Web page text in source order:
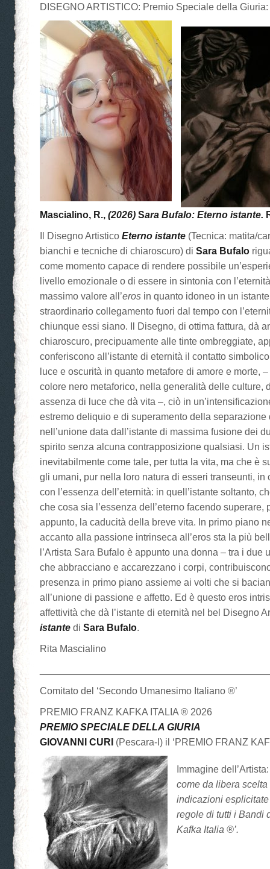
DISEGNO ARTISTICO: Premio Speciale della Giuria:
Mascialino, R., (2026) Sara Bufalo: Eterno istante.
Il Disegno Artistico Eterno istante (Tecnica: matita/
bianchi e tecniche di chiaroscuro) di Sara Bufalo
come momento capace di rendere possibile
livello emozionale o di essere in sintonia con
massimo valore all’eros in quanto idoneo in un
straordinario collegamento fuori dal tempo con
chiunque essi siano. Il Disegno, di ottima fattura, dà
chiaroscuro, precipuamente alle tinte ombreggiate,
conferiscono all’istante di eternità il contatto
luce e oscurità in quanto metafore di amore e morte,
colore nero metaforico, nella generalità delle culture,
assenza di luce che dà vita –, ciò in
estremo deliquio e di superamento della separazione
nell’unione data dall’istante di massima fusione dei
spirito senza alcuna contrapposizione qualsiasi. Un
inevitabilmente come tale, per tutta la vita, ma che è
gli umani, pur nella loro natura di esseri transeunti, in
con l’essenza dell’eternità: in quell’istante soltanto,
che cosa sia l’essenza dell’eterno facendo superare,
appunto, la caducità della breve vita. In primo piano
accanto alla passione intrinseca all’eros sta la più
l’Artista Sara Bufalo è appunto una donna – tra i due
che abbracciano e accarezzano i corpi,
presenza in primo piano assieme ai volti che si
all’unione di passione e affetto. Ed è questo eros
affettività che dà l’istante di eternità nel bel Disegno
istante di Sara Bufalo.
Rita Mascialino
Comitato del ‘Secondo Umanesimo Italiano ®’
PREMIO FRANZ KAFKA ITALIA ® 2026
PREMIO SPECIALE DELLA GIURIA
GIOVANNI CURI (Pescara-I) il ‘PREMIO FRANZ
Immagine dell’Artista:
come da libera
indicazioni
regole di tutti i Bandi
Kafka Italia ®’.